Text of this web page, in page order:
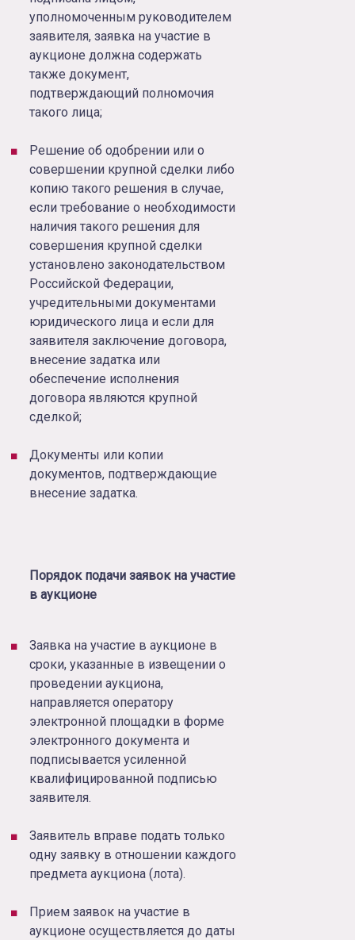
уполномоченным руководителем
заявителя, заявка на участие в
аукционе должна содержать
также документ,
подтверждающий полномочия
такого лица;
Решение об одобрении или о
совершении крупной сделки либо
копию такого решения в случае,
если требование о необходимости
наличия такого решения для
совершения крупной сделки
установлено законодательством
Российской Федерации,
учредительными документами
юридического лица и если для
заявителя заключение договора,
внесение задатка или
обеспечение исполнения
договора являются крупной
сделкой;
Документы или копии
документов, подтверждающие
внесение задатка.
Порядок подачи заявок на участие
в аукционе
Заявка на участие в аукционе в
сроки, указанные в извещении о
проведении аукциона,
направляется оператору
электронной площадки в форме
электронного документа и
подписывается усиленной
квалифицированной подписью
заявителя.
Заявитель вправе подать только
одну заявку в отношении каждого
предмета аукциона (лота).
Прием заявок на участие в
аукционе осуществляется до даты